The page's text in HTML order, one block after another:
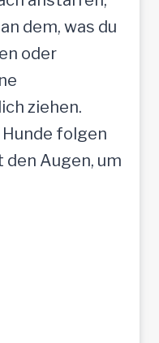
dem, was du
oder
ziehen.
folgen
Augen, um